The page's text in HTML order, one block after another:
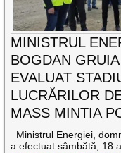
MINISTRUL
BOGDAN
EVALUAT
LUCRĂRILOR
MASS MINTIA
Ministrul Energiei,
a efectuat sâmbătă, 18